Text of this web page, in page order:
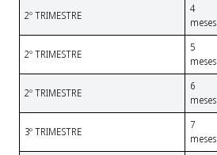
2º TRIMESTRE
4
meses
2º TRIMESTRE
5
meses
2º TRIMESTRE
6
meses
3º TRIMESTRE
7
meses